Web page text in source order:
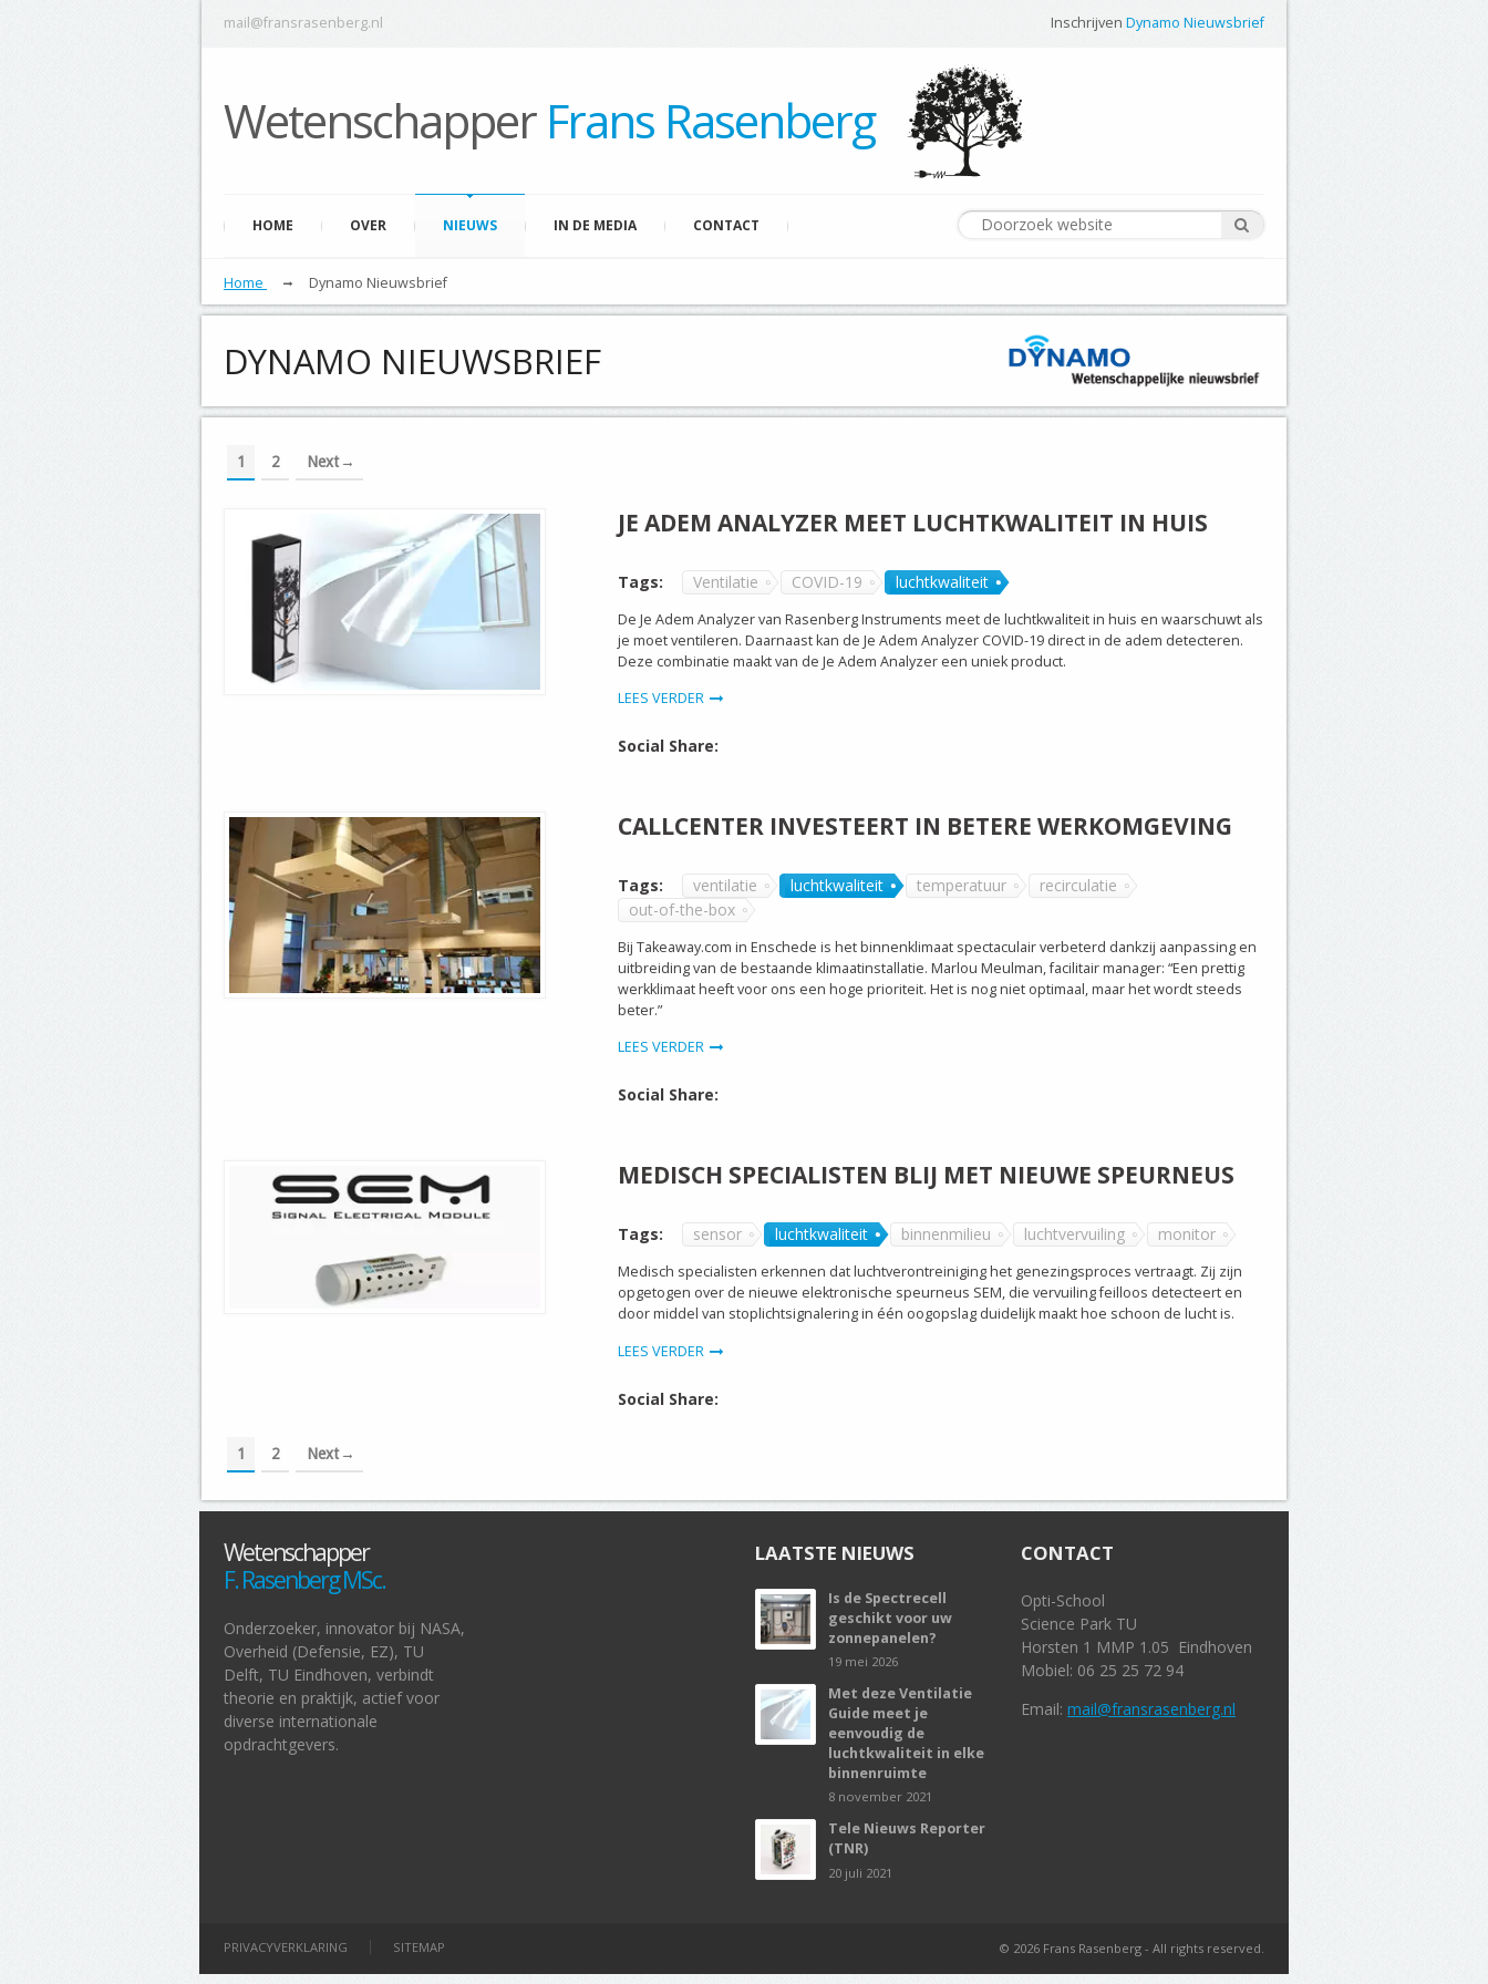
mail@fransrasenberg.nl Inschrijven Dynamo Nieuwsbrief
Wetenschapper Frans Rasenberg
HOME OVER NIEUWS IN DE MEDIA CONTACT
Home Dynamo Nieuwsbrief
DYNAMO NIEUWSBRIEF
1 2 Next
JE ADEM ANALYZER MEET LUCHTKWALITEIT IN HUIS
Tags: Ventilatie COVID-19 luchtkwaliteit
De Je Adem Analyzer van Rasenberg Instruments meet de luchtkwaliteit in huis en waarschuwt als
je moet ventileren. Daarnaast kan de Je Adem Analyzer COVID-19 direct in de adem detecteren.
Deze combinatie maakt van de Je Adem Analyzer een uniek product.
LEES VERDER
Social Share:
CALLCENTER INVESTEERT IN BETERE WERKOMGEVING
Tags: ventilatie luchtkwaliteit temperatuur
recirculatie
out-of-the-box
Bij Takeaway.com in Enschede is het binnenklimaat spectaculair verbeterd dankzij aanpassing en
uitbreiding van de bestaande klimaatinstallatie. Marlou Meulman, facilitair manager: “Een prettig
werkklimaat heeft voor ons een hoge prioriteit. Het is nog niet optimaal, maar het wordt steeds
beter.”
LEES VERDER
Social Share:
MEDISCH SPECIALISTEN BLIJ MET NIEUWE SPEURNEUS
Tags: sensor luchtkwaliteit binnenmilieu luchtvervuiling monitor
Medisch specialisten erkennen dat luchtverontreiniging het genezingsproces vertraagt. Zij zijn
opgetogen over de nieuwe elektronische speurneus SEM, die vervuiling feilloos detecteert en
door middel van stoplichtsignalering in één oogopslag duidelijk maakt hoe schoon de lucht is.
LEES VERDER
Social Share:
1 2 Next
Wetenschapper
F. Rasenberg MSc.
Onderzoeker, innovator bij NASA,
Overheid (Defensie, EZ), TU
Delft, TU Eindhoven, verbindt
theorie en praktijk, actief voor
diverse internationale
opdrachtgevers.
LAATSTE NIEUWS
Is de Spectrecell
geschikt voor uw
zonnepanelen?
19 mei 2026
Met deze Ventilatie
Guide meet je
eenvoudig de
luchtkwaliteit in elke
binnenruimte
8 november 2021
Tele Nieuws Reporter
(TNR)
20 juli 2021
CONTACT
Opti-School
Science Park TU
Horsten 1 MMP 1.05 Eindhoven
Mobiel: 06 25 25 72 94
Email: mail@fransrasenberg.nl
PRIVACYVERKLARING SITEMAP © 2026 Frans Rasenberg - All rights reserved.